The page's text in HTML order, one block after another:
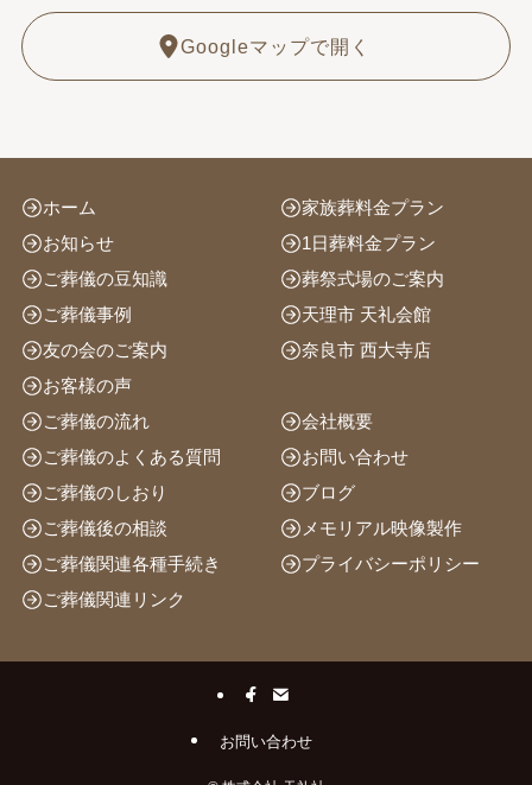
Googleマップで開く
ホーム
お知らせ
ご葬儀の豆知識
ご葬儀事例
友の会のご案内
お客様の声
家族葬料金プラン
1日葬料金プラン
葬祭式場のご案内
天理市 天礼会館
奈良市 西大寺店
ご葬儀の流れ
ご葬儀のよくある質問
ご葬儀のしおり
ご葬儀後の相談
ご葬儀関連各種手続き
ご葬儀関連リンク
会社概要
お問い合わせ
ブログ
メモリアル映像製作
プライバシーポリシー
お問い合わせ